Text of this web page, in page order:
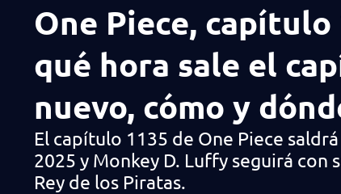
One Piece, capítulo
qué hora sale el
nuevo, cómo y
El capítulo 1135 de One Piece
2025 y Monkey D. Luffy seguirá con
Rey de los Piratas.